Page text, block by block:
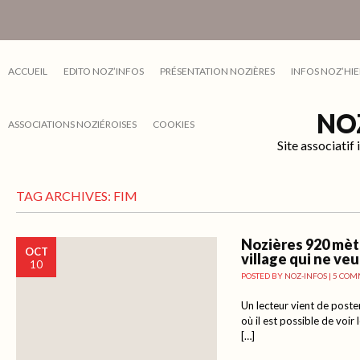
ACCUEIL EDITO NOZ’INFOS PRÉSENTATION NOZIÈRES INFOS
ASSOCIATIONS NOZIÉROISES COOKIES
Site associatif
TAG ARCHIVES: FIM
OCT
10
Nozières 920
village qui ne
POSTED BY NOZ-INFOS | 5
Un lecteur vient de
où il est possible de voir
[…]